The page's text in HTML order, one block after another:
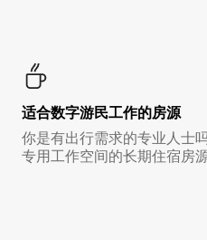
适合数字游民工作的房源
你是有出行需求的专业人士
专用工作空间的长期住宿房源